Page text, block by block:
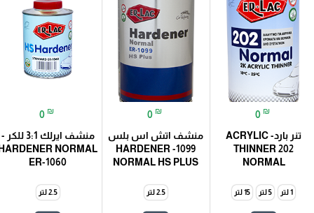
0 ₪
تنر بارد- ACRYLIC
THINNER 202
NORMAL
1 لتر 5 لتر 15 لتر
0 ₪
منشف اتش اس بلس
1099- HARDENER
NORMAL HS PLUS
2.5 لتر
0 ₪
منشف ايرلك 3:1 للكر -
HARDENER NORMAL
ER-1060
2.5 لتر